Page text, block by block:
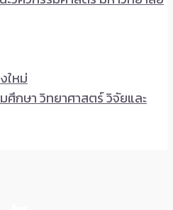
ใหม่
ศึกษา วิทยาศาสตร์ วิจัยและ